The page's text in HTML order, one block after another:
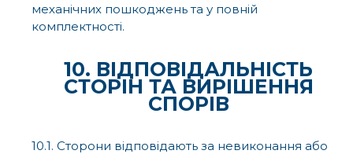
механічних пошкоджень та у повній
комплектності.
10. ВІДПОВІДАЛЬНІСТЬ
СТОРІН ТА ВИРІШЕННЯ
СПОРІВ
10.1. Сторони відповідають за невиконання або